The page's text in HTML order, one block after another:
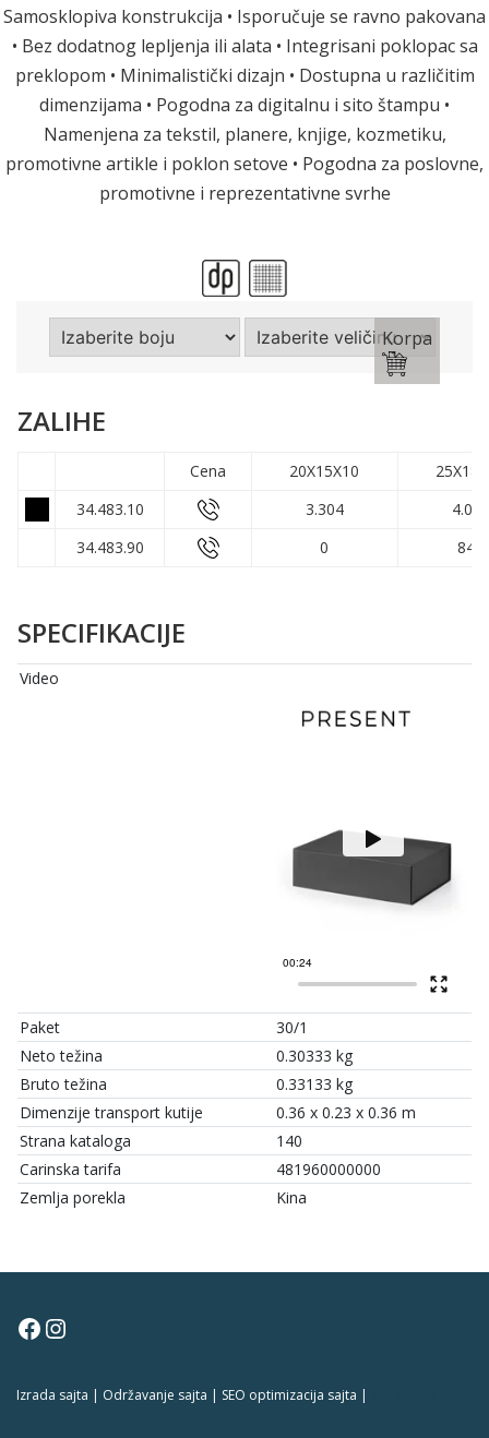
Samosklopiva konstrukcija • Isporučuje se ravno pakovana
• Bez dodatnog lepljenja ili alata • Integrisani poklopac sa
preklopom • Minimalistički dizajn • Dostupna u različitim
dimenzijama • Pogodna za digitalnu i sito štampu •
Namenjena za tekstil, planere, knjige, kozmetiku,
promotivne artikle i poklon setove • Pogodna za poslovne,
promotivne i reprezentativne svrhe
Korpa
ZALIHE
Cena 20X15X10
34.483.10
3.304
4.013
34.483.90
0 841
SPECIFIKACIJE
Video
Paket
30/1
Neto težina
0.30333 kg
Bruto težina
0.33133 kg
Dimenzije transport kutije
0.36 x 0.23 x 0.36 m
Strana kataloga
140
Carinska tarifa
481960000000
Zemlja porekla
Kina
Facebook
Instagram
Izrada sajta | Održavanje sajta | SEO optimizacija sajta |